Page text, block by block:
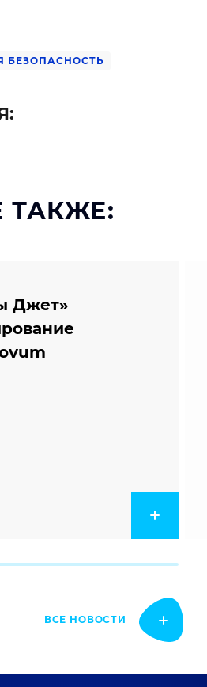
ТАКЖЕ:
Джет»
ВСЕ НОВОСТИ